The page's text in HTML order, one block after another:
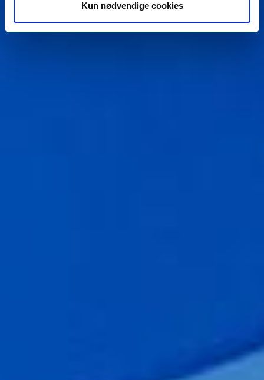
Kun nødvendige cookies